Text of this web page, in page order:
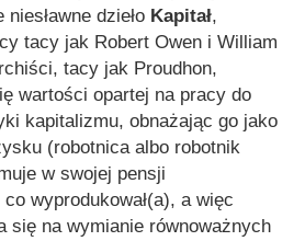
dzieło Kapitał,
tacy jak Robert Owen i William
tacy jak Proudhon,
wartości opartej na pracy do
kapitalizmu, obnażając go jako
(robotnica albo robotnik
w swojej pensji
wyprodukował(a), a więc
się na wymianie równoważnych